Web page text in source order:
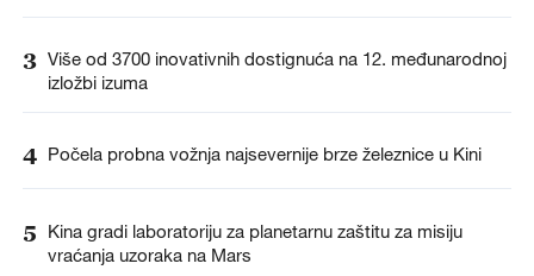
3 Više od 3700 inovativnih dostignuća na 12. međunarodnoj
izložbi izuma
4 Počela probna vožnja najsevernije brze železnice u Kini
5
Kina gradi laboratoriju za planetarnu zaštitu za misiju
vraćanja uzoraka na Mars